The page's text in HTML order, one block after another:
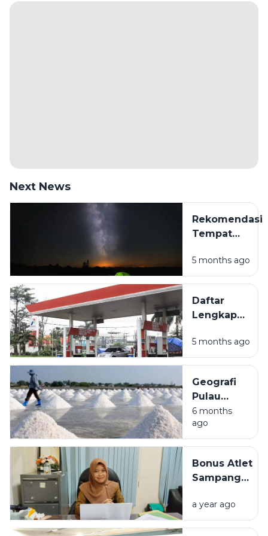
Next News
Rekomendasi
Tempat
di Sampang
Madura
Liburan Akhir
Pekan
5 months ago
Daftar
Lengkap
SPBU di
Sampang
dan
Fasilitasnya
5 months ago
Geografi
Pulau
Madura:
Mengulas
Kondisi
Potensi
Produksi
Nasional
6 months
ago
Bonus Atlet
Sampang
Disporabudpar
Sebut
a year ago